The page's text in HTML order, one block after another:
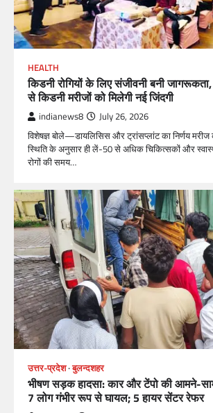
HEALTH
किडनी रोगियों के लिए संजीवनी बनी
से किडनी मरीजों को मिलेगी नई जिंदगी
indianews8 July 26, 2026
विशेषज्ञ बोले—डायलिसिस और ट्रांसप्लांट का निर्णय
स्थिति के अनुसार ही लें-50 से अधिक चिकित्सकों और
रोगों की समय…
उत्तर-प्रदेश बुलन्दशहर
भीषण सड़क हादसा: कार और टेंपो की आमने-
7 लोग गंभीर रूप से घायल; 5 हायर सेंटर रेफर​